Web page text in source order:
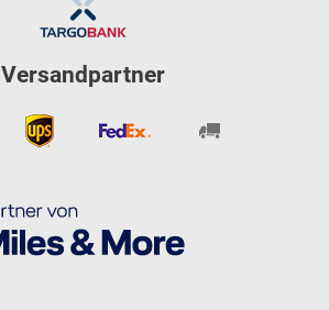
Versandpartner